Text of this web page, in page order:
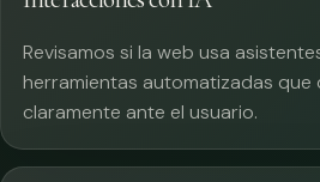
Revisamos si la web usa
herramientas automatizadas
claramente ante el usuario.